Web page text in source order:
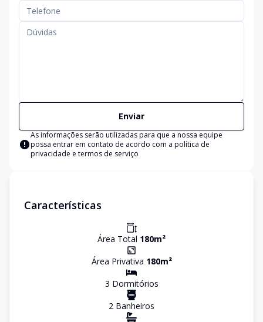
Enviar
As informações serão utilizadas para que a nossa equipe
possa entrar em contato de acordo com a política de
privacidade e termos de serviço
Características
Área Total 180m²
Área Privativa 180m²
3 Dormitórios
2 Banheiros